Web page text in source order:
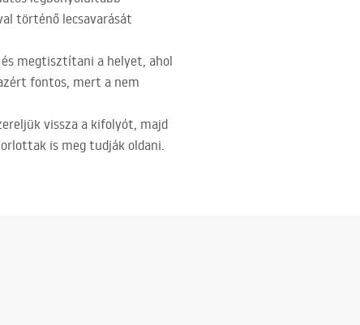
történő lecsavarását
megtisztítani a helyet, ahol
fontos, mert a nem
vissza a kifolyót, majd
is meg tudják oldani.